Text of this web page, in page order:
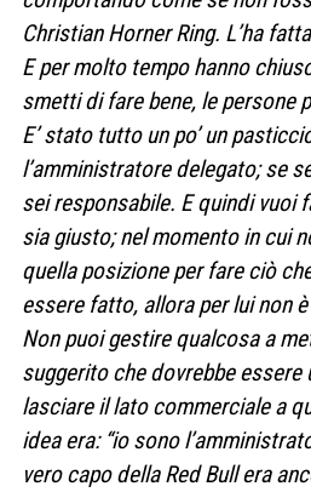
Christian Horner Ring. L’ha
E per molto tempo hanno
smetti di fare bene, le persone
E’ stato tutto un po’ un
l’amministratore delegato; se
sei responsabile. E quindi vuoi
sia giusto; nel momento in cui
quella posizione per fare ciò
essere fatto, allora per lui non
Non puoi gestire qualcosa a
suggerito che dovrebbe essere
lasciare il lato commerciale a
idea era: “io sono
vero capo della Red Bull era